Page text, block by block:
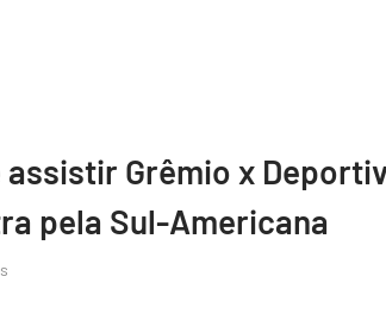
assistir Grêmio x
pela Sul-Americana